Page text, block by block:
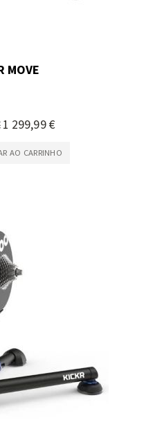
MOVE
Preço
Especial
1 299,99 €
AO CARRINHO